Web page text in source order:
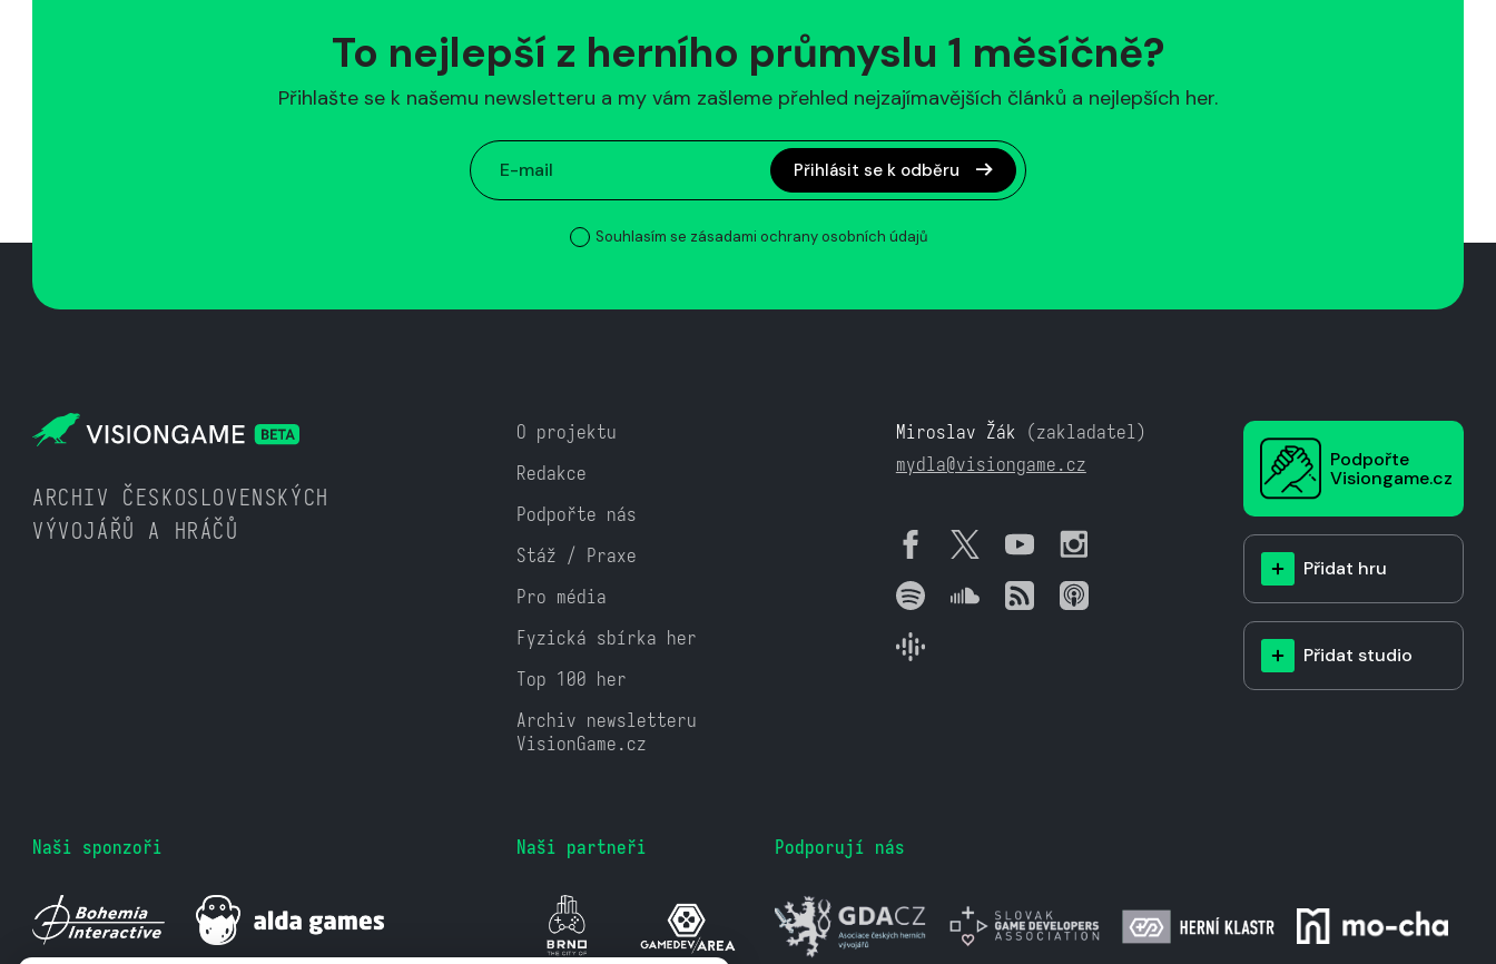
To nejlepší z herního průmyslu 1 měsíčně?
Přihlašte se k našemu newsletteru a my vám zašleme přehled nejzajímavějších článků a nejlepších her.
Přihlásit se k odběru
Souhlasím se zásadami ochrany osobních údajů
ARCHIV ČESKOSLOVENSKÝCH
VÝVOJÁŘŮ A HRÁČŮ
O projektu
Redakce
Podpořte nás
Stáž / Praxe
Pro média
Fyzická sbírka her
Top 100 her
Archiv newsletteru
VisionGame.cz
Miroslav Žák (zakladatel)
mydla@visiongame.cz
Podpořte
Visiongame.cz
Přidat hru
Přidat studio
Naši sponzoři Naši partneři Podporují nás